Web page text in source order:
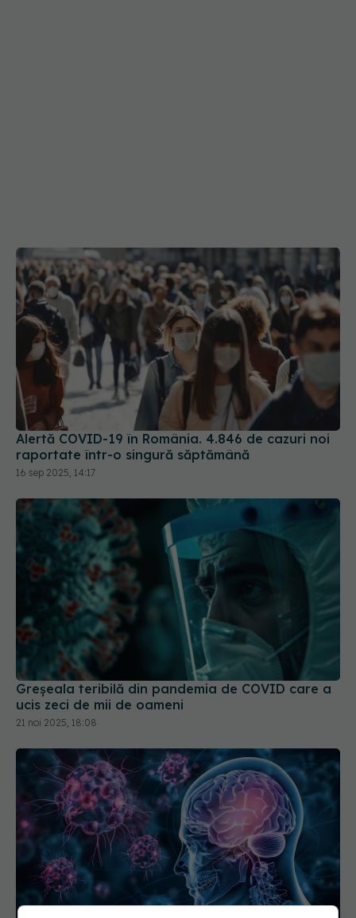
Alertă COVID-19 în România. 4.846 de cazuri noi
raportate într-o singură săptămână
16 sep 2025, 14:17
Greșeala teribilă din pandemia de COVID care a
ucis zeci de mii de oameni
21 noi 2025, 18:08
COVID, impact asupra creierului. Reduce nivelul
de cortizol
21 aug 2024, 12:59